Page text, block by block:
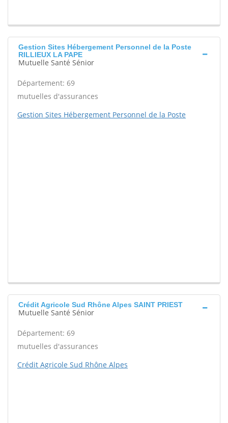
Gestion Sites Hébergement Personnel de la Poste
RILLIEUX LA PAPE
Mutuelle Santé Sénior
Département: 69
mutuelles d'assurances
Gestion Sites Hébergement Personnel de la Poste
Crédit Agricole Sud Rhône Alpes SAINT PRIEST
Mutuelle Santé Sénior
Département: 69
mutuelles d'assurances
Crédit Agricole Sud Rhône Alpes